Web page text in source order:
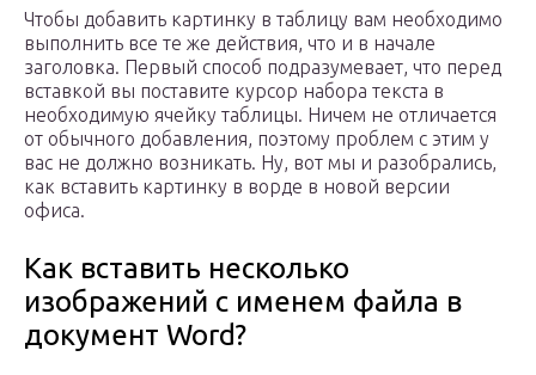
Чтобы добавить картинку в таблицу вам необходимо
выполнить все те же действия, что и в начале
заголовка. Первый способ подразумевает, что перед
вставкой вы поставите курсор набора текста в
необходимую ячейку таблицы. Ничем не отличается
от обычного добавления, поэтому проблем с этим у
вас не должно возникать. Ну, вот мы и разобрались,
как вставить картинку в ворде в новой версии
офиса.
Как вставить несколько
изображений с именем файла в
документ Word?